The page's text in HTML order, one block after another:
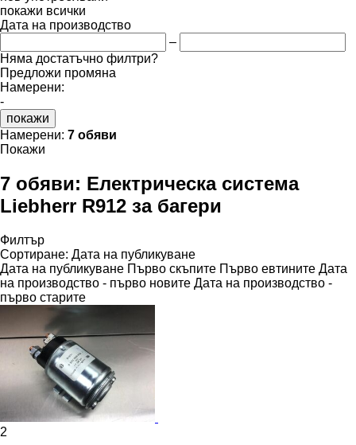
покажи всички
Дата на производство
–
Няма достатъчно филтри?
Предложи промяна
Намерени:
-
покажи
Намерени: 7 обяви
Покажи
7 обяви: Електрическа система
Liebherr R912 за багери
Филтър
Сортиране: Дата на публикуване
Дата на публикуване Първо скъпите Първо евтините Дата
на производство - първо новите Дата на производство -
първо старите
2